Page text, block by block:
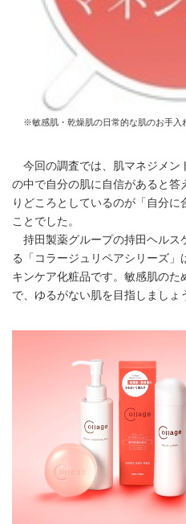
※敏感肌・乾燥肌の日常的な肌のお手入
今回の調査では、肌マネジメン
の中で自分の肌に自信があると答
りどころとしているのが「自分に
ことでした。
持田製薬グループの持田ヘルス
る「コラージュリペアシリーズ」
キンケア化粧品です。敏感肌のた
で、ゆるがない肌を目指しましょ